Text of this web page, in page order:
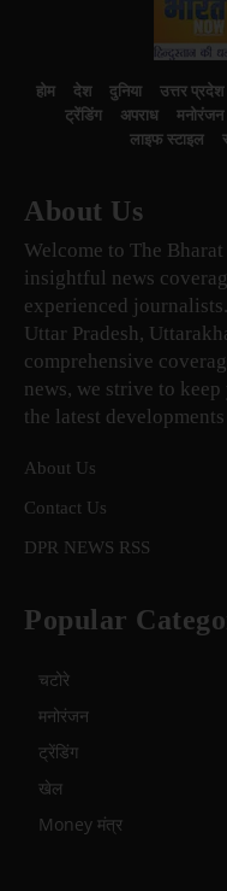
होम देश दुनिया उत्तर प्रदेश
ट्रेंडिंग
अपराध मनोरंजन
लाइफ स्टाइल
About Us
Welcome to The
insightful news
experienced
Uttar Pradesh,
comprehensive
news, we strive to
the latest
About Us
Contact Us
DPR NEWS RSS
Popular
चटोरे
मनोरंजन
ट्रेंडिंग
खेल
Money मंत्र